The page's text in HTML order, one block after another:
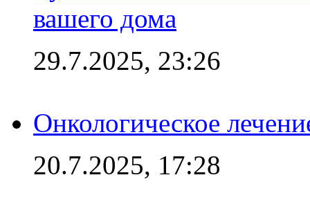
вашего дома
29.7.2025, 23:26
Онкологическое
20.7.2025, 17:28